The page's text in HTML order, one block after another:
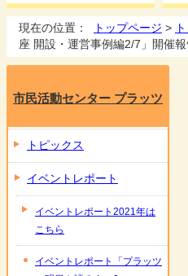
現在の位置： トップページ >
座 開設・運営事例編2/7」開催
市民活動センター プラッツ
トピックス
イベントレポート
イベントレポート2021年は
こちら
イベントレポート「プラッツ